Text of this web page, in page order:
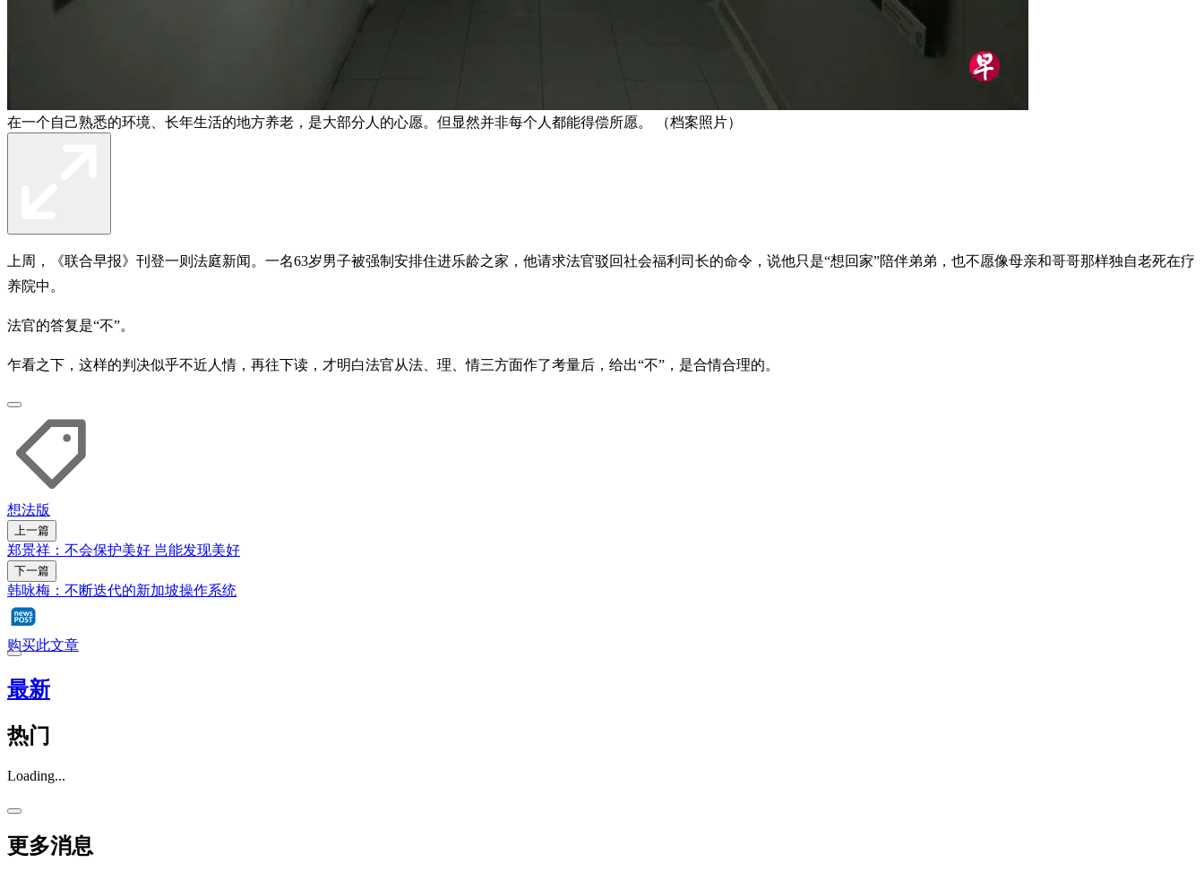
在一个自己熟悉的环境、长年生活的地方养老，是大部分人的心愿。但显然并非每个人都能得偿所愿。 （档案照片）
上周，《联合早报》刊登一则法庭新闻。一名63岁男子被强制安排住进乐龄之家，他请求法官驳回社会福利司长的命令，说他只是“想回家”陪伴弟弟，也不愿像母亲和哥哥那样独自老死在疗
养院中。
法官的答复是“不”。
乍看之下，这样的判决似乎不近人情，再往下读，才明白法官从法、理、情三方面作了考量后，给出“不”，是合情合理的。
想法版
上一篇
郑景祥：不会保护美好 岂能发现美好
下一篇
韩咏梅：不断迭代的新加坡操作系统
购买此文章
最新
热门
Loading...
更多消息